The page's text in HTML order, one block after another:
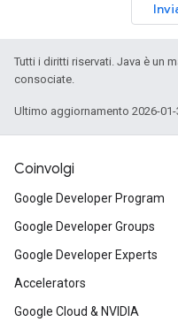
Tutti i diritti riservati. Java è un
consociate.
Ultimo aggiornamento 2026-01-
Coinvolgi
Google Developer Program
Google Developer Groups
Google Developer Experts
Accelerators
Google Cloud & NVIDIA